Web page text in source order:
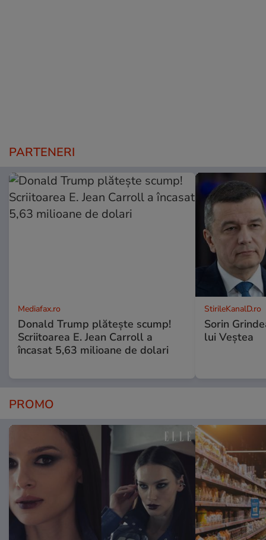
PARTENERI
Mediafax.ro
Donald Trump plătește scump!
Scriitoarea E. Jean Carroll a
încasat 5,63 milioane de dolari
StirileKanalD.ro
Sorin
lui Veștea
PROMO